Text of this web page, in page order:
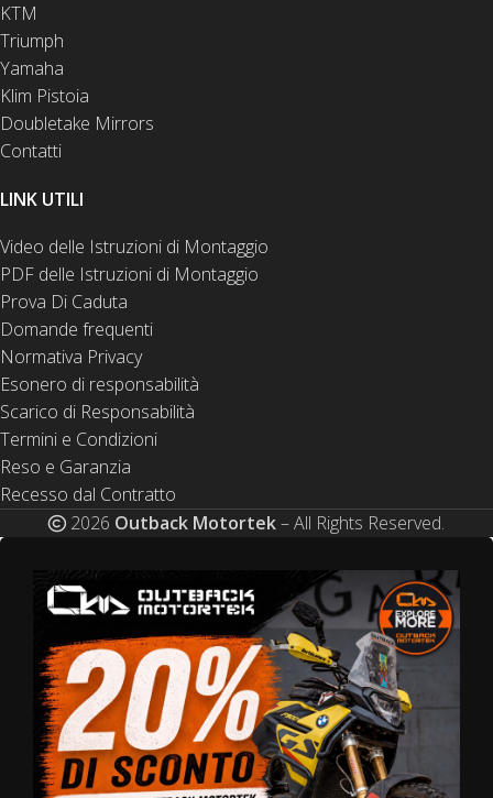
KTM
Triumph
Yamaha
Klim Pistoia
Doubletake Mirrors
Contatti
LINK UTILI
Video delle Istruzioni di Montaggio
PDF delle Istruzioni di Montaggio
Prova Di Caduta
Domande frequenti
Normativa Privacy
Esonero di responsabilità
Scarico di Responsabilità
Termini e Condizioni
Reso e Garanzia
Recesso dal Contratto
2026 Outback Motortek– All Rights Reserved.